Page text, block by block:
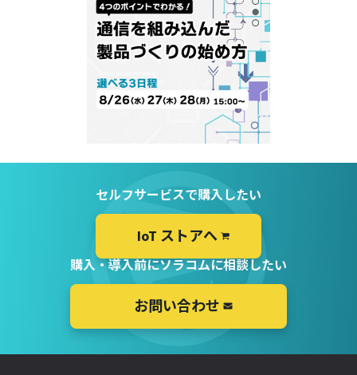
セルフサービスで購入したい
IoT ストアへ
購入・導入前にソラコムに相談したい
お問い合わせ